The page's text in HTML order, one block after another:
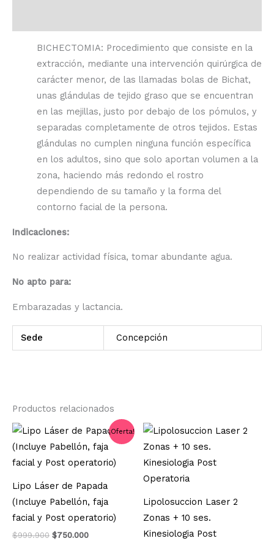
BICHECTOMIA: Procedimiento que consiste en la
extracción, mediante una intervención quirúrgica de
carácter menor, de las llamadas bolas de Bichat,
unas glándulas de tejido graso que se encuentran
en las mejillas, justo por debajo de los pómulos, y
separadas completamente de otros tejidos. Estas
glándulas no cumplen ninguna función específica
en los adultos, sino que solo aportan volumen a la
zona, haciendo más redondo el rostro
dependiendo de su tamaño y la forma del
contorno facial de la persona.
Indicaciones:
No realizar actividad física, tomar abundante agua.
No apto para:
Embarazadas y lactancia.
Sede Concepción
Productos relacionados
¡Oferta!
Lipo Láser de Papada
(Incluye Pabellón, faja
facial y Post operatorio)
$999.900
El
original
era:
$999.900.
$750.000
El
precio
actual
es:
$750.000.
Lipolosuccion Laser 2
Zonas + 10 ses.
Kinesiologia Post